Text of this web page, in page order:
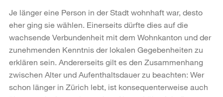
Je länger eine Person in der Stadt wohnhaft war, desto
eher ging sie wählen. Einerseits dürfte dies auf die
wachsende Verbundenheit mit dem Wohnkanton und der
zunehmenden Kenntnis der lokalen Gegebenheiten zu
erklären sein. Andererseits gilt es den Zusammenhang
zwischen Alter und Aufenthaltsdauer zu beachten: Wer
schon länger in Zürich lebt, ist konsequenterweise auch